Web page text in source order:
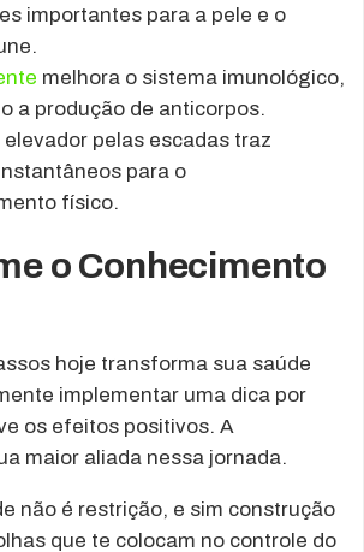
importantes para a pele e o
melhora o sistema imunológico,
a produção de anticorpos.
pelas escadas traz
para o
físico.
o Conhecimento
hoje transforma sua saúde
implementar uma dica por
os efeitos positivos. A
maior aliada nessa jornada.
não é restrição, e sim construção
que te colocam no controle do